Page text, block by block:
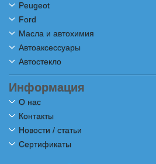
Peugeot
Ford
Масла и автохимия
Автоаксессуары
Автостекло
Информация
О нас
Контакты
Новости / статьи
Сертификаты